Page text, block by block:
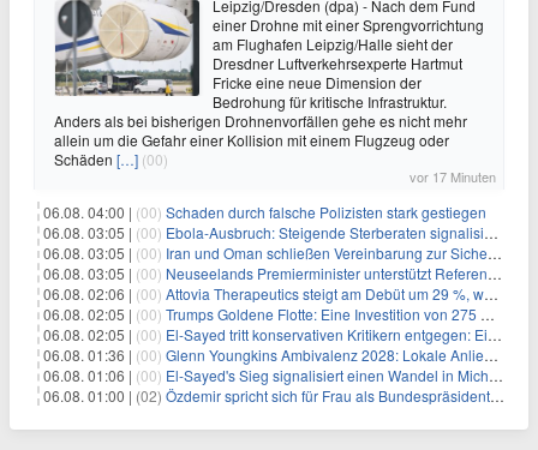
Leipzig/Dresden (dpa) - Nach dem Fund
einer Drohne mit einer Sprengvorrichtung
am Flughafen Leipzig/Halle sieht der
Dresdner Luftverkehrsexperte Hartmut
Fricke eine neue Dimension der
Bedrohung für kritische Infrastruktur.
Anders als bei bisherigen Drohnenvorfällen gehe es nicht mehr
allein um die Gefahr einer Kollision mit einem Flugzeug oder
Schäden […] (00)
vor 17 Minuten
06.08. 04:00 | (00) Schaden durch falsche Polizisten stark gestiegen
06.08. 03:05 | (00) Ebola-Ausbruch: Steigende Sterberaten signalisieren dringenden Bedarf an verbesserter Gesundheitsinfrastruktur
06.08. 03:05 | (00) Iran und Oman schließen Vereinbarung zur Sicherung des Schiffsverkehrs durch die Straße von Hormuz
06.08. 03:05 | (00) Neuseelands Premierminister unterstützt Referendum über das Wahlsystem: Ein Schritt in Richtung verbesserter demokratischer Beteiligung
06.08. 02:06 | (00) Attovia Therapeutics steigt am Debüt um 29 %, was starkes Investorenvertrauen in biotechnologische Innovation signalisiert
06.08. 02:05 | (00) Trumps Goldene Flotte: Eine Investition von 275 Milliarden Dollar in militärische Macht
06.08. 02:05 | (00) El-Sayed tritt konservativen Kritikern entgegen: Ein Blick auf die wirtschaftliche Landschaft
06.08. 01:36 | (00) Glenn Youngkins Ambivalenz 2028: Lokale Anliegen mit nationalen Ambitionen in Einklang bringen
06.08. 01:06 | (00) El-Sayed's Sieg signalisiert einen Wandel in Michigans politischer Landschaft
06.08. 01:00 | (02) Özdemir spricht sich für Frau als Bundespräsidentin aus